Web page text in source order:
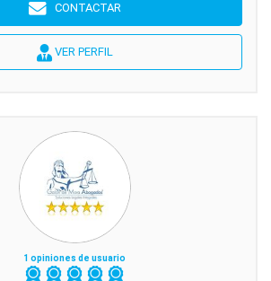
CONTACTAR
VER PERFIL
1 opiniones de usuario